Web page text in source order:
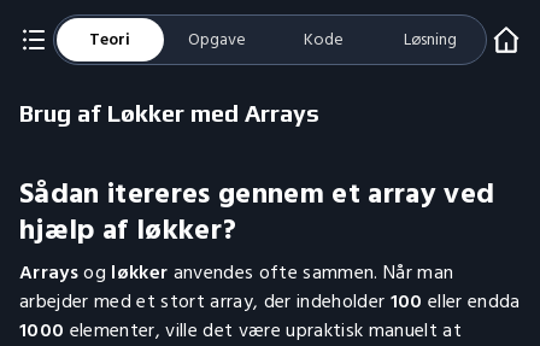
Teori Opgave Kode Løsning
Brug af Løkker med Arrays
Sådan itereres gennem et array ved
hjælp af løkker?
Arraysog løkkeranvendes ofte sammen. Når man
arbejder med et stort array, der indeholder100 eller endda
1000 elementer, ville det være upraktisk manuelt at